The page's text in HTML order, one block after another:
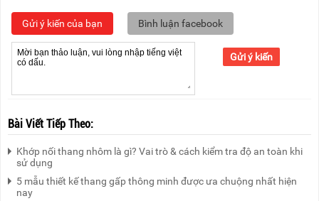
Gửi ý kiến của bạn Bình luận facebook
Gửi ý kiến
Bài Viết Tiếp Theo:
Khớp nối thang nhôm là gì? Vai trò & cách kiểm tra độ an toàn khi
sử dụng
5 mẫu thiết kế thang gấp thông minh được ưa chuộng nhất hiện
nay